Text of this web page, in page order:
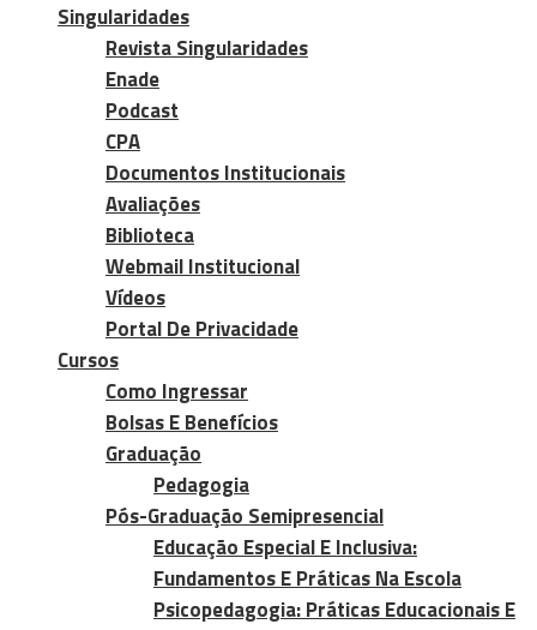
Singularidades
Revista Singularidades
Enade
Podcast
CPA
Documentos Institucionais
Avaliações
Biblioteca
Webmail Institucional
Vídeos
Portal De Privacidade
Cursos
Como Ingressar
Bolsas E Benefícios
Graduação
Pedagogia
Pós-Graduação Semipresencial
Educação Especial E Inclusiva:
Fundamentos E Práticas Na Escola
Psicopedagogia: Práticas Educacionais E